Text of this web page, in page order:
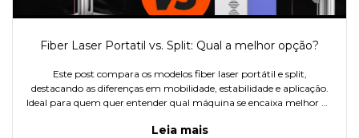
Fiber Laser Portatil vs. Split: Qual a melhor opção?
Este post compara os modelos fiber laser portátil e split,
destacando as diferenças em mobilidade, estabilidade e aplicação.
Ideal para quem quer entender qual máquina se encaixa melhor no
Leia mais